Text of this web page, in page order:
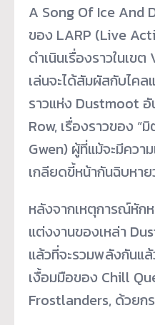
A Song Of Ice And
ของ LARP (Live
ดำเนินเรื่องราวในเ
เล่นจะได้สัมผัสกับไค
ราวแห่ง Dustmoot
Row, เรื่องราวของ “
Gwen) ผู้ที่แม้จะมีคว
เกลียดขี้หน้ากันฉิบหา
หลังจากเหตุการณ์หัก
แต่งงานของเหล่า
แล้วที่จะรวมพลังกันแ
เงื้อมมือของ Chill
Frostlanders, ด้วยก